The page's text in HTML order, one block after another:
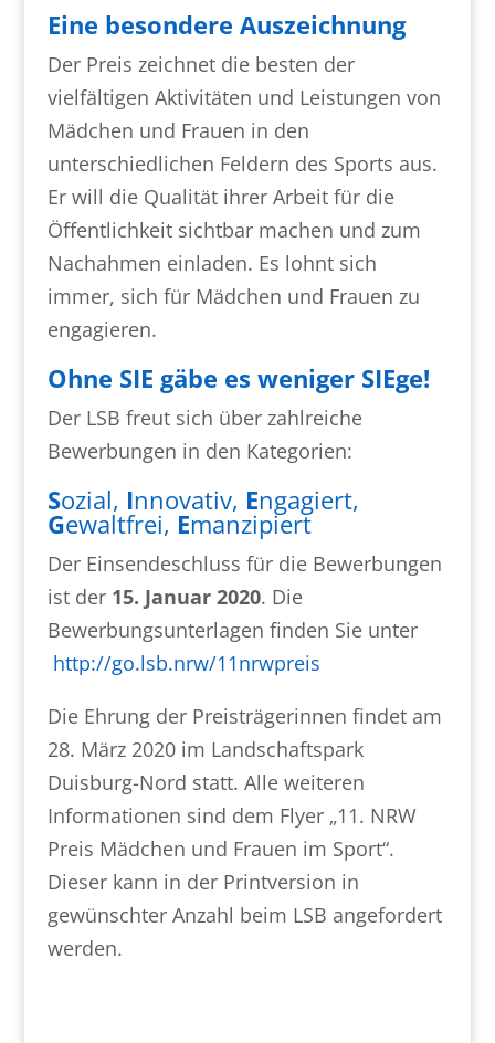
Eine besondere Auszeichnung
Der Preis zeichnet die besten der
vielfältigen Aktivitäten und Leistungen von
Mädchen und Frauen in den
unterschiedlichen Feldern des Sports aus.
Er will die Qualität ihrer Arbeit für die
Öffentlichkeit sichtbar machen und zum
Nachahmen einladen. Es lohnt sich
immer, sich für Mädchen und Frauen zu
engagieren.
Ohne SIE gäbe es weniger SIEge!
Der LSB freut sich über zahlreiche
Bewerbungen in den Kategorien:
Sozial, Innovativ, Engagiert,
Gewaltfrei, Emanzipiert
Der Einsendeschluss für die Bewerbungen
ist der 15. Januar 2020. Die
Bewerbungsunterlagen finden Sie unter
http://go.lsb.nrw/11nrwpreis
Die Ehrung der Preisträgerinnen findet am
28. März 2020 im Landschaftspark
Duisburg-Nord statt. Alle weiteren
Informationen sind dem Flyer „11. NRW
Preis Mädchen und Frauen im Sport“.
Dieser kann in der Printversion in
gewünschter Anzahl beim LSB angefordert
werden.